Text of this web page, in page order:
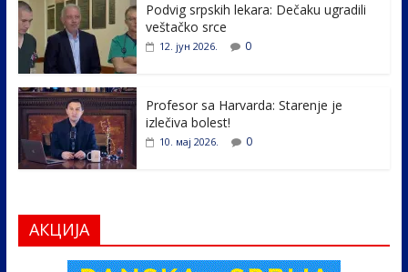
k
Podvig srpskih lekara: Dečaku ugradili
veštačko srce
12. јун 2026. 0
Profesor sa Harvarda: Starenje je
izlečiva bolest!
10. мај 2026. 0
АКЦИЈА